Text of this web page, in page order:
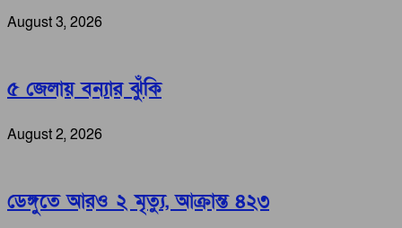
August 3, 2026
৫ জেলায় বন্যার ঝুঁকি
August 2, 2026
ডেঙ্গুতে আরও ২ মৃত্যু, আক্রান্ত ৪২৩